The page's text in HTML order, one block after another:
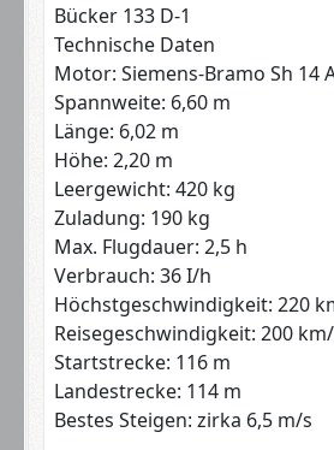
Bücker 133 D-1
Technische Daten
Motor: Siemens-Bramo Sh 14
Spannweite: 6,60 m
Länge: 6,02 m
Höhe: 2,20 m
Leergewicht: 420 kg
Zuladung: 190 kg
Max. Flugdauer: 2,5 h
Verbrauch: 36 I/h
Höchstgeschwindigkeit: 220
Reisegeschwindigkeit: 200
Startstrecke: 116 m
Landestrecke: 114 m
Bestes Steigen: zirka 6,5 m/s